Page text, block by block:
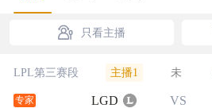
只看主播
LPL第三赛段 主播1 未
专家 LGD VS